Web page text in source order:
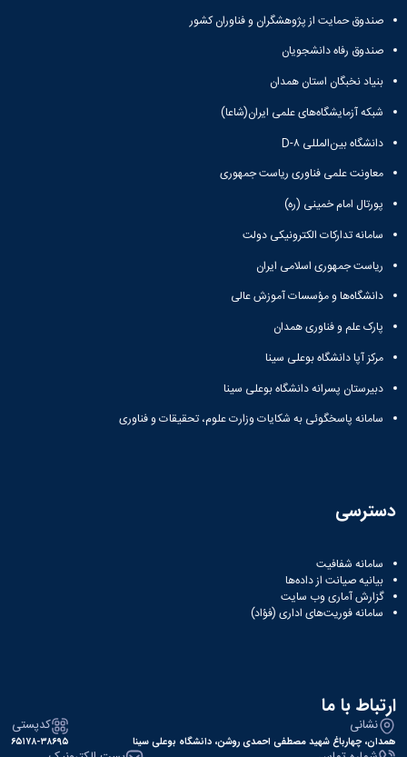
صندوق حمایت از پژوهشگران و فناوران کشور
صندوق رفاه دانشجویان
بنیاد نخبگان استان همدان
شبکه آزمایشگاه‌های علمی ایران(شاعا)
دانشگاه بین‌المللی D-۸
معاونت علمی فناوری ریاست جمهوری
پورتال امام خمینی (ره)
سامانه تدارکات الکترونیکی دولت
ریاست جمهوری اسلامی ایران
دانشگاه‌ها و مؤسسات آموزش عالی
پارک علم و فناوری همدان
مرکز آپا دانشگاه بوعلی سینا
دبیرستان پسرانه دانشگاه بوعلی سینا
سامانه پاسخگوئی به شکایات وزارت علوم، تحقیقات و فناوری
دسترسی
سامانه شفافیت
بیانیه صیانت از داده‌ها
گزارش آماری وب‌ سایت
سامانه فوریت‌های اداری (فؤاد)
ارتباط با ما
نشانی
همدان، چهارباغ شهید مصطفی احمدی روشن، دانشگاه بوعلی سینا
کدپستی
۶۵۱۷۸-۳۸۶۹۵